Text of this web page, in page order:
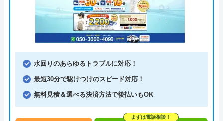
水回りのあらゆるトラブルに対応！
最短30分で駆けつけのスピード対応！
無料見積＆選べる決済方法で後払いもOK
まずは電話相談！